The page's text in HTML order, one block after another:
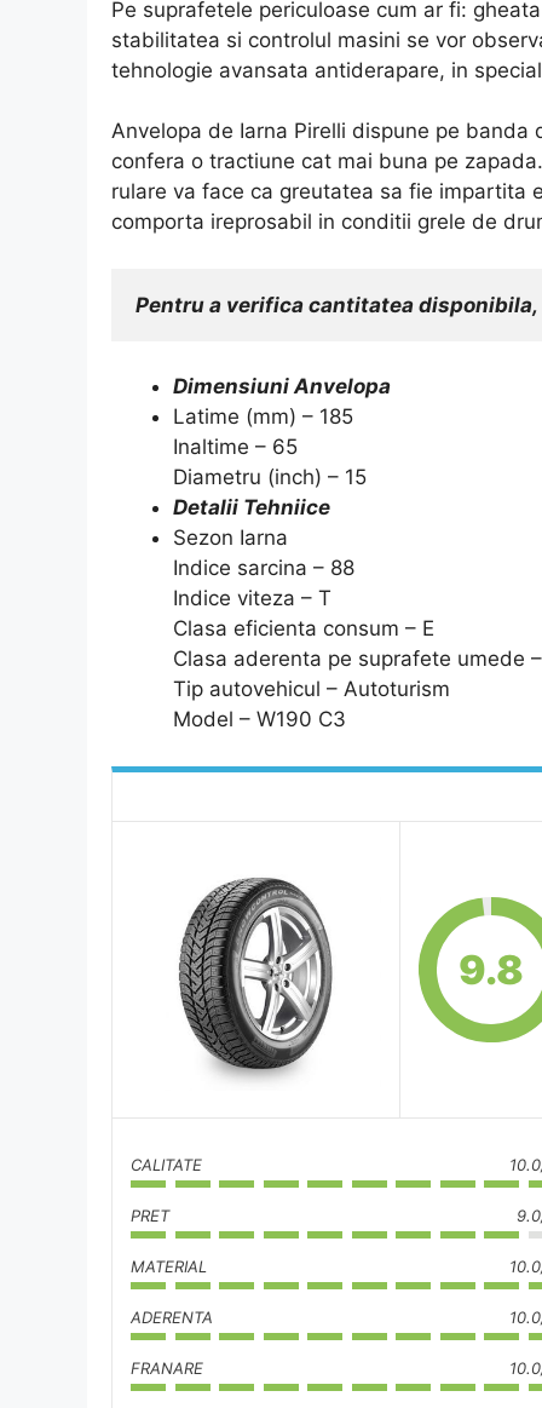
Pe suprafetele periculoase cum ar fi:
stabilitatea si controlul masini se vor
tehnologie avansata antiderapare, in
Anvelopa de Iarna Pirelli dispune pe
confera o tractiune cat mai buna pe
rulare va face ca greutatea sa fie impartita
comporta ireprosabil in conditii grele de
Pentru a verifica cantitatea
Dimensiuni Anvelopa
Latime (mm) – 185
Inaltime – 65
Diametru (inch) – 15
Detalii Tehniice
Sezon Iarna
Indice sarcina – 88
Indice viteza – T
Clasa eficienta consum – E
Clasa aderenta pe suprafete umede
Tip autovehicul – Autoturism
Model – W190 C3
9.8
CALITATE
PRET
MATERIAL
ADERENTA
FRANARE